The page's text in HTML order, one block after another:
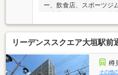
ー、飲食店、スポーツジ
の内装リノベーション物
い。
リーデンススクエア大垣駅前
樽
その他